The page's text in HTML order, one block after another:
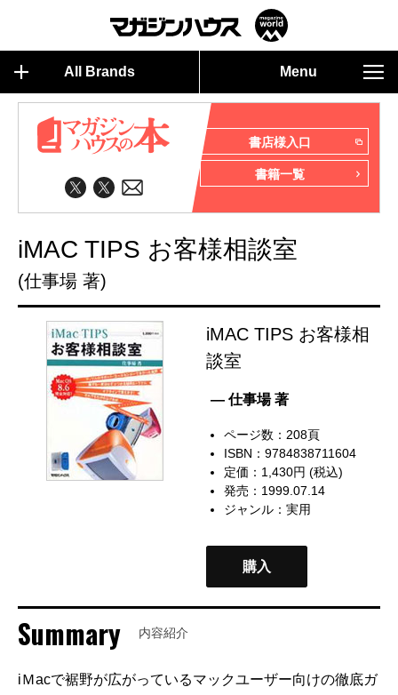
All Brands Menu
書店様入口
書籍一覧
iMAC TIPS お客様相談室
(仕事場 著)
iMAC TIPS お客様相
談室
— 仕事場 著
ページ数：208頁
ISBN：9784838711604
定価：1,430円 (税込)
発売：1999.07.14
ジャンル：実用
購入
Summary 内容紹介
iＭacで裾野が広がっているマックユーザー向けの徹底ガ